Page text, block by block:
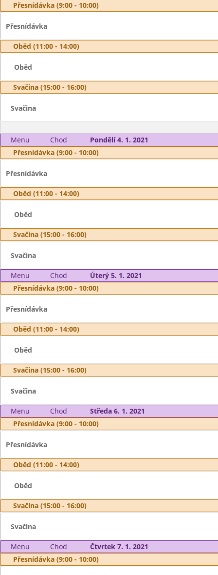
Přesnídávka (9:00 - 10:00)
Přesnídávka
Oběd (11:00 - 14:00)
Oběd
Svačina (15:00 - 16:00)
Svačina
Menu Chod
Pondělí 4. 1. 2021
Přesnídávka (9:00 - 10:00)
Přesnídávka
Oběd (11:00 - 14:00)
Oběd
Svačina (15:00 - 16:00)
Svačina
Menu Chod
Úterý 5. 1. 2021
Přesnídávka (9:00 - 10:00)
Přesnídávka
Oběd (11:00 - 14:00)
Oběd
Svačina (15:00 - 16:00)
Svačina
Menu Chod
Středa 6. 1. 2021
Přesnídávka (9:00 - 10:00)
Přesnídávka
Oběd (11:00 - 14:00)
Oběd
Svačina (15:00 - 16:00)
Svačina
Menu Chod
Čtvrtek 7. 1. 2021
Přesnídávka (9:00 - 10:00)